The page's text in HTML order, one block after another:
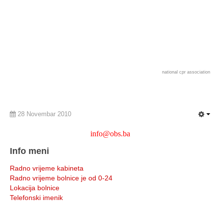
national cpr association
28 Novembar 2010
info@obs.ba
Info meni
Radno vrijeme kabineta
Radno vrijeme bolnice je od 0-24
Lokacija bolnice
Telefonski imenik